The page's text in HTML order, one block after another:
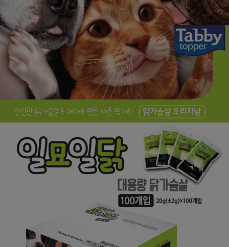
페이코 ID로
PAYCO 바로